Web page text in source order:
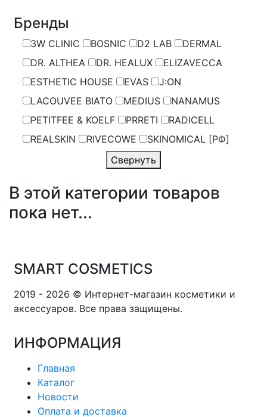
Бренды
3W CLINIC BOSNIC D2 LAB
DERMAL
DR. ALTHEA
DR. HEALUX
ELIZAVECCA
ESTHETIC HOUSE
EVAS
J:ON
LACOUVEE BIATO
MEDIUS
NANAMUS
PETITFEE & KOELF
PRRETI
RADICELL
REALSKIN
RIVECOWE
SKINOMICAL [РФ]
Свернуть
В этой категории товаров
пока нет...
SMART COSMETICS
2019 - 2026 © Интернет-магазин косметики и
аксессуаров. Все права защищены.
ИНФОРМАЦИЯ
Главная
Каталог
Новости
Оплата и доставка